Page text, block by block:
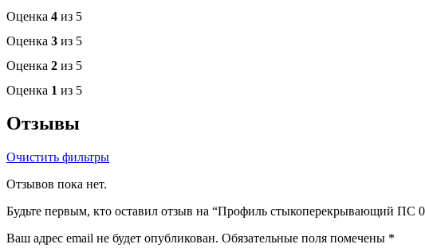
Оценка 4 из 5
Оценка 3 из 5
Оценка 2 из 5
Оценка 1 из 5
Отзывы
Очистить фильтры
Отзывов пока нет.
Будьте первым, кто оставил отзыв на “Профиль стыкоперекрывающий ПС
Ваш адрес email не будет опубликован. Обязательные поля помечены *